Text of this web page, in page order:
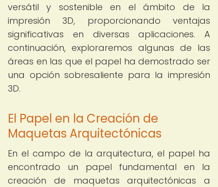
versátil y sostenible en el ámbito de la
impresión 3D, proporcionando ventajas
significativas en diversas aplicaciones. A
continuación, exploraremos algunas de las
áreas en las que el papel ha demostrado ser
una opción sobresaliente para la impresión
3D.
El Papel en la Creación de
Maquetas Arquitectónicas
En el campo de la arquitectura, el papel ha
encontrado un papel fundamental en la
creación de maquetas arquitectónicas a